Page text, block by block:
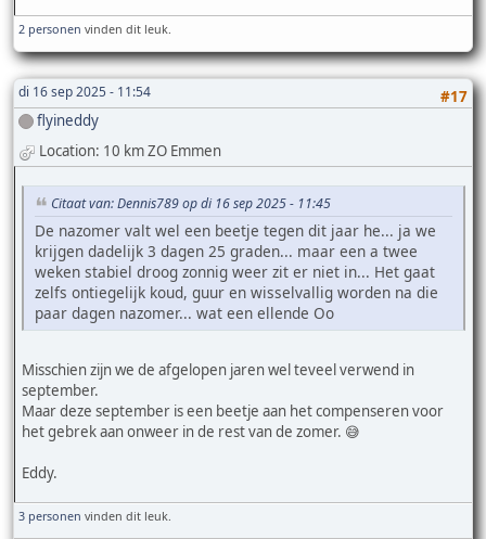
2 personen vinden dit leuk.
di 16 sep 2025 - 11:54
#17
flyineddy
Location: 10 km ZO Emmen
Citaat van: Dennis789 op di 16 sep 2025 - 11:45
De nazomer valt wel een beetje tegen dit jaar he... ja we
krijgen dadelijk 3 dagen 25 graden... maar een a twee
weken stabiel droog zonnig weer zit er niet in... Het gaat
zelfs ontiegelijk koud, guur en wisselvallig worden na die
paar dagen nazomer... wat een ellende Oo
Misschien zijn we de afgelopen jaren wel teveel verwend in
september.
Maar deze september is een beetje aan het compenseren voor
het gebrek aan onweer in de rest van de zomer. 😅
Eddy.
3 personen vinden dit leuk.